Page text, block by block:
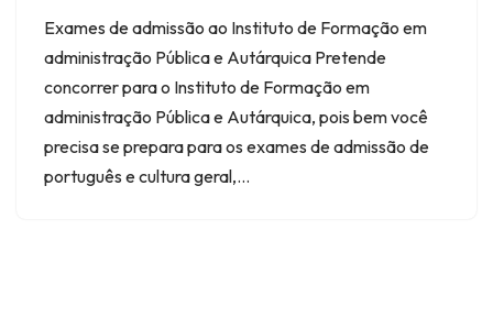
Exames de admissão ao Instituto de Formação em
administração Pública e Autárquica Pretende
concorrer para o Instituto de Formação em
administração Pública e Autárquica, pois bem você
precisa se prepara para os exames de admissão de
português e cultura geral,…